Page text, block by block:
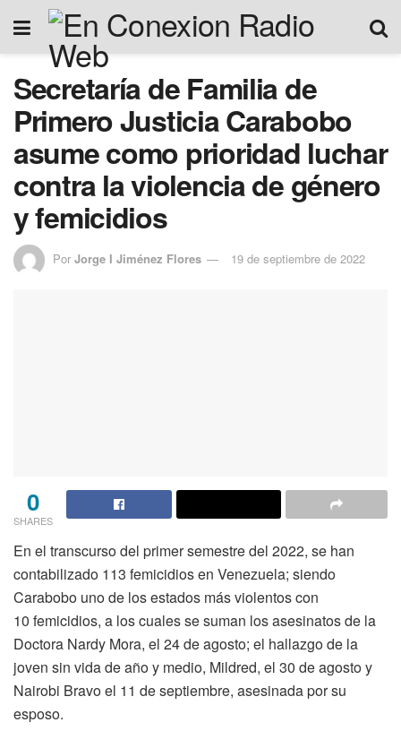
Secretaría de Familia de
Primero Justicia Carabobo
asume como prioridad luchar
contra la violencia de género
y femicidios
Por Jorge I Jiménez Flores 19 de septiembre de 2022
0
SHARES
En el transcurso del primer semestre del 2022, se han
contabilizado 113 femicidios en Venezuela; siendo
Carabobo uno de los estados más violentos con
10 femicidios, a los cuales se suman los asesinatos de la
Doctora Nardy Mora, el 24 de agosto; el hallazgo de la
joven sin vida de año y medio, Mildred, el 30 de agosto y
Nairobi Bravo el 11 de septiembre, asesinada por su
esposo.